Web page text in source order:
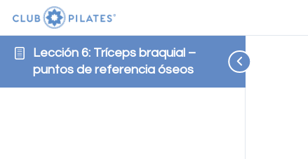
Lección 6: Tríceps braquial –
puntos de referencia óseos